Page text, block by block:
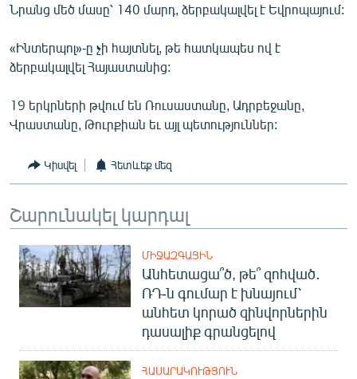
ՁԳՏԵԼՈՎ ԼԱՎԱԳՈՒՅՆԻՆ
ՓՈԴՔԱՍԹ
English
ՀԵՏԵՎԵՔ ՄԵԶ
«Ազատության» բոլոր կայքերը
Նրանց մեծ մասը՝ 140 մարդ, ձերբակալվել է Եվրոպայում:
«Ինտերպոլ»-ը չի հայտնել, թե հատկապես ով է
ձերբակալվել Հայաստանից:
19 երկրների թվում են Ռուսաստանը, Ադրբեջանը,
Վրաստանը, Թուրքիան եւ այլ պետություններ:
Կիսվել Հետևեք մեզ
Շարունակել կարդալ
ՄԻՋԱԶԳԱՅԻՆ
Անհետացա՞ծ, թե՞ զոհված․
ՌԴ-ն գումար է խնայում՝
անհետ կորած զինվորներին
դասալիք գրանցելով
ՀԱՍԱՐԱԿՈՒԹՅՈՒՆ